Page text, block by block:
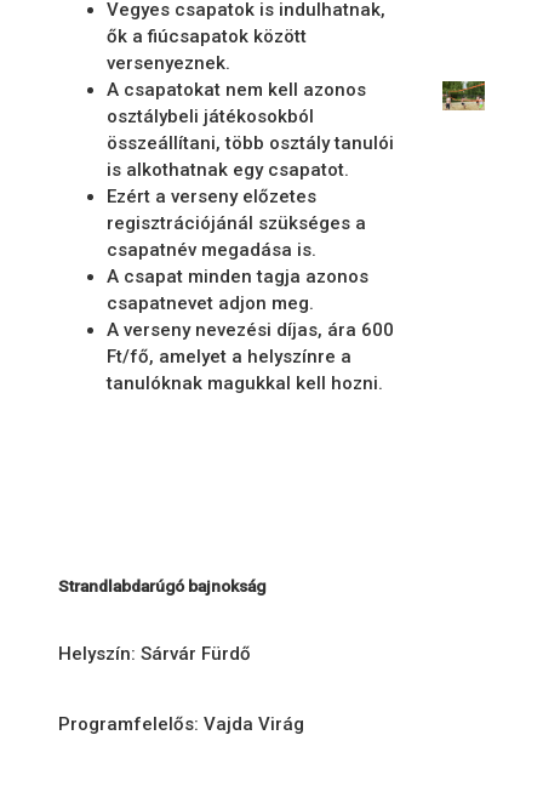
Vegyes csapatok is indulhatnak,
ők a fiúcsapatok között
versenyeznek.
A csapatokat nem kell azonos
osztálybeli játékosokból
összeállítani, több osztály tanulói
is alkothatnak egy csapatot.
Ezért a verseny előzetes
regisztrációjánál szükséges a
csapatnév megadása is.
A csapat minden tagja azonos
csapatnevet adjon meg.
A verseny nevezési díjas, ára 600
Ft/fő, amelyet a helyszínre a
tanulóknak magukkal kell hozni.
Strandlabdarúgó bajnokság
Helyszín: Sárvár Fürdő
Programfelelős: Vajda Virág